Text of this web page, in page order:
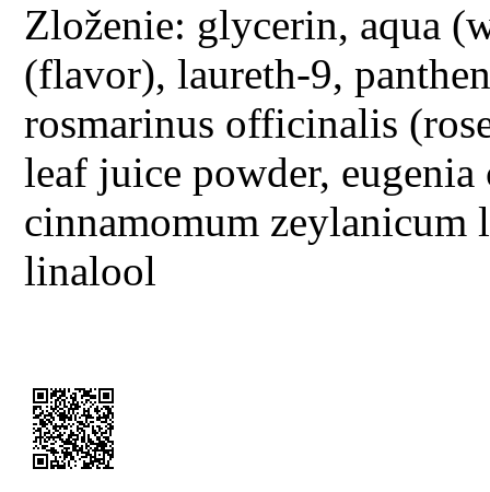
Zloženie: glycerin, aqua
(flavor), laureth-9,
rosmarinus officinalis
leaf juice powder,
cinnamomum zeylanicum
linalool